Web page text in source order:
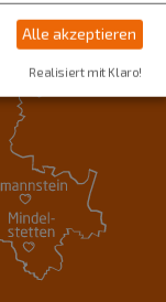
Alle akzeptieren
Realisiert mit Klaro!